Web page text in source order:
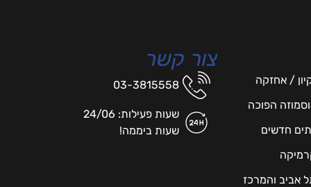
/ אחזקה
הפוכה
חדשים
אביב והמרכז
צור קשר
03-3815558
שעות פעילות: 24/06
שעות ביממה!